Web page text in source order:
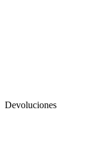
Devoluciones